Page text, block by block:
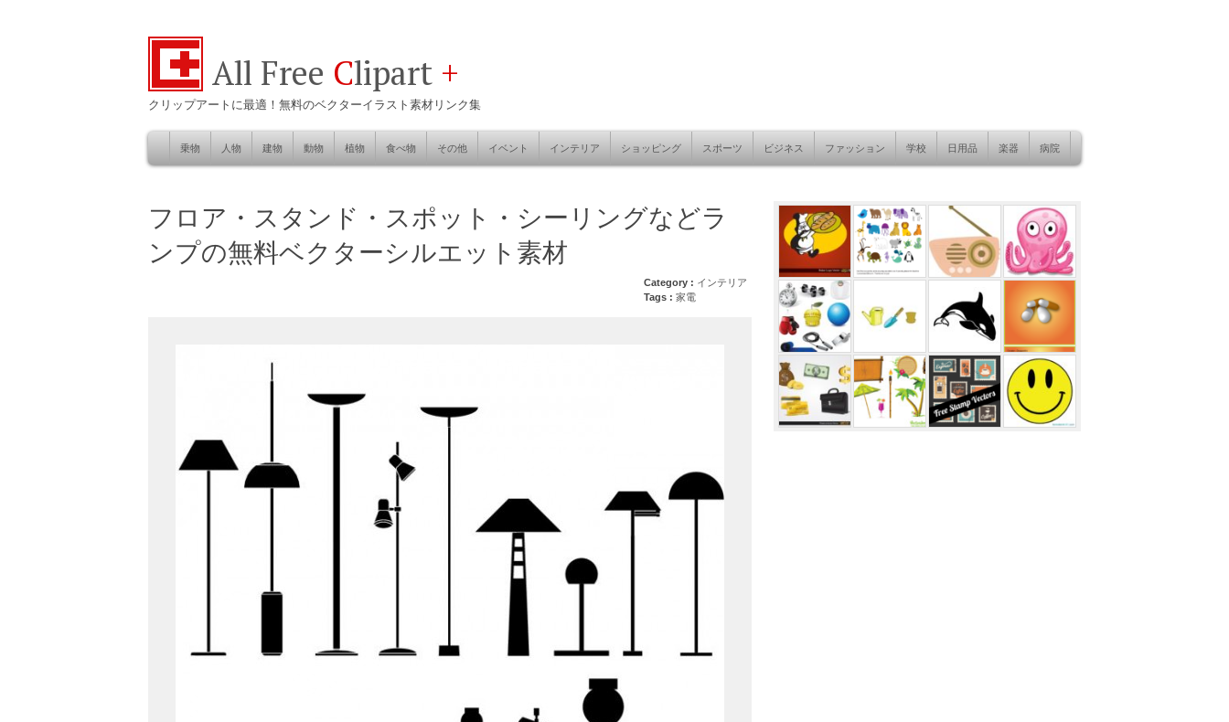
All Free Clipart +
クリップアートに最適！無料のベクターイラスト素材リンク集
Skip
content
乗物 人物 建物 動物 植物 食べ物 その他 イベント インテリア ショッピング スポーツ ビジネス ファッション 学校 日用品 楽器 病院
フロア・スタンド・スポット・シーリングなどラ
ンプの無料ベクターシルエット素材
Category : インテリア
Tags : 家電